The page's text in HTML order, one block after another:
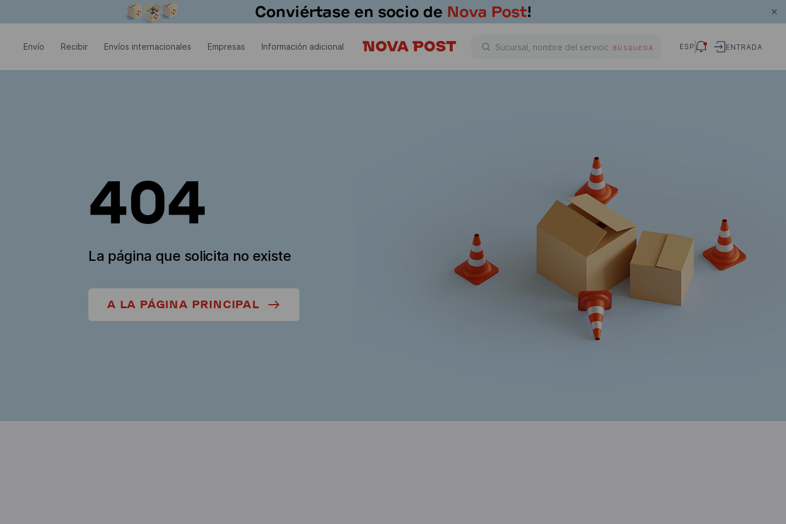
Envío Recibir Envíos internacionales Empresas Información adicional BÚSQUEDA ESP ENTRADA
404
La página que solicita no existe
A LA PÁGINA PRINCIPAL
La ventana modal está abierta